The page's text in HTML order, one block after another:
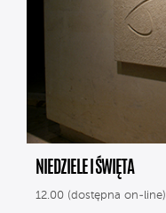
NIEDZIELE I ŚWIĘTA
12.00 (dostępna on-line)